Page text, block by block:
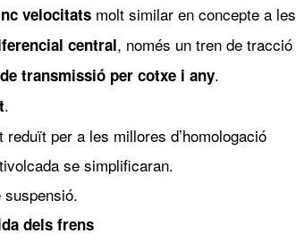
velocitats molt similar en concepte a
central, només un tren de
transmissió per cotxe i any.
.
per a les millores d’homologació
se simplificaran.
dels frens